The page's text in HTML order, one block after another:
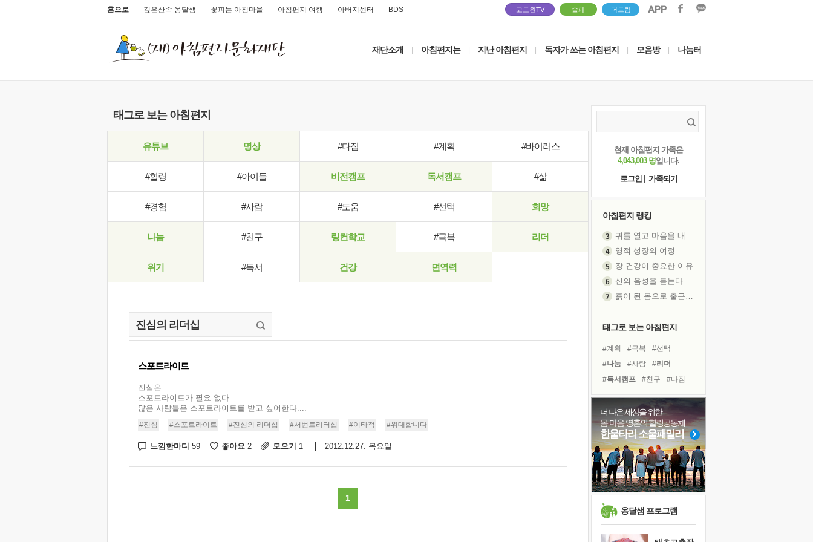
홈으로 깊은산속 옹달샘 꽃피는 아침마을 아침편지 여행 아버지센터 BDS 고도원TV 솔패 더드림
재단소개 아침편지는 지난 아침편지 독자가 쓰는 아침편지 모음방 나눔터
태그로 보는 아침편지
유튜브 명상 #다짐 #계획 #바이러스
#힐링 #아이들 비전캠프 독서캠프 #삶
#경험 #사람 #도움 #선택 희망
나눔 #친구 링컨학교 #극복 리더
위기 #독서 건강 면역력
스포트라이트
진심은
스포트라이트가 필요 없다.
많은 사람들은 스포트라이트를 받고 싶어한다....
#진심 #스포트라이트 #진심의 리더십 #서번트리터십 #이타적 #위대합니다
느낌한마디 59 좋아요 2 모으기 1 2012.12.27. 목요일
1
현재 아침편지 가족은
4,043,003 명입니다.
로그인
가족되기
아침편지 랭킹
귀를 열고 마음을 내어주고
영적 성장의 여정
장 건강이 중요한 이유
신의 음성을 듣는다
흙이 된 몸으로 출근하는 여자
졸업식 사진을 보며
아픈 아버지를 위한 공간 설계
극심한 변비, 어깨결림, 수면 장애
보고 싶은 어머니
유년 시절의 부산 영도 바다
못된 꼰대들
거울 속의 나
희망이란
'모른다'는 것
태그로 보는 아침편지
#계획 #극복
#선택
#나눔
#사람
#리더
#독서캠프
#친구
#다짐
#링컨학교
#삶
#면역력
#건강
#비전캠프
#명상
#독서
#바이러스
#경험
#희망
#도움
#힐링
#유튜브
더 나은 세상을 위한
몸·마음·영혼의 힐링공동체
한울타리 소울패밀리
옹달샘 프로그램